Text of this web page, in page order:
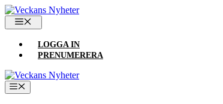
Hoppa
till
innehåll
LOGGA IN
PRENUMERERA
Meny